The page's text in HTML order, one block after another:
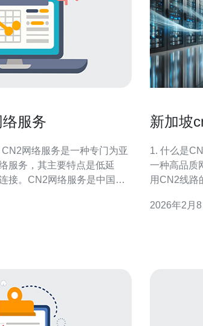
服务
服务，其主要特点是低延
接。CN2网络服务是中国电
数据传输和稳定连接的用
新加坡
1. 什么是CN2服务器？
一种高品质
用CN2线路
2. 为什么选择新
2026年2月8